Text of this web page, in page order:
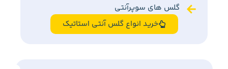
گلس های سوپرآنتی
خرید انواع گلس آنتی استاتیک